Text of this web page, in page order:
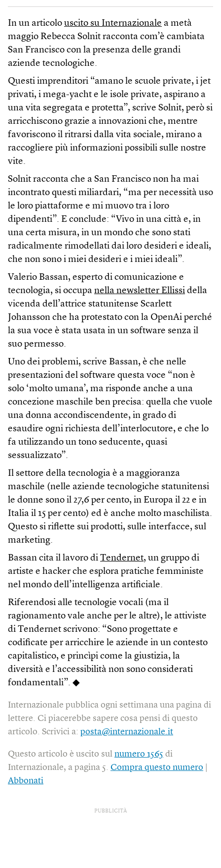
In un articolo uscito su Internazionale a me­tà
maggio Rebecca Solnit racconta com’è cambiata
San Francisco con la presenza delle grandi
aziende tecnologiche.
Questi imprenditori “amano le scuole private, i jet
privati, i mega-yacht e le isole private, aspirano a
una vita segregata e protetta”, scrive Solnit, però si
arricchiscono grazie a innovazioni che, mentre
favoriscono il ritrarsi dalla vita sociale, mirano a
raccogliere più informazioni possibili sulle nostre
vite.
Solnit racconta che a San Francisco non ha mai
incontrato questi miliardari, “ma per necessità uso
le loro piattaforme e mi muovo tra i loro
dipendenti”. E conclude: “Vivo in una città e, in
una certa misura, in un mondo che sono stati
radicalmente rimodellati dai loro desideri e ideali,
che non sono i miei desideri e i miei ideali”.
Valerio Bassan, esperto di comunicazione e
tecnologia, si occupa nella newsletter Ellissi della
vicenda dell’attrice statunitense Scarlett
Johansson che ha protestato con la OpenAi perché
la sua voce è stata usata in un software senza il
suo permesso.
Uno dei problemi, scrive Bassan, è che nelle
presentazioni del software questa voce “non è
solo ‘molto umana’, ma risponde anche a una
concezione maschile ben precisa: quella che vuole
una donna accondiscendente, in grado di
esaudire ogni richiesta dell’interlocutore, e che lo
fa utilizzando un tono seducente, quasi
sessualizzato”.
Il settore della tecnologia è a maggioranza
maschile (nelle aziende tecnologiche statunitensi
le donne sono il 27,6 per cento, in Europa il 22 e in
Italia il 15 per cento) ed è anche molto maschilista.
Questo si riflette sui prodotti, sulle interfacce, sul
marketing.
Bassan cita il lavoro di Tendernet, un gruppo di
artiste e hacker che esplora pratiche femministe
nel mondo dell’intelligenza artificiale.
Riferendosi alle tecnologie vocali (ma il
ragionamento vale anche per le altre), le attiviste
di Tendernet scrivono: “Sono progettate e
codificate per arricchire le aziende in un contesto
capitalistico, e princì­pi come la giustizia, la
diversità e l’accessibilità non sono considerati
fondamentali”. ◆
Internazionale pubblica ogni settimana una pagina di
lettere. Ci piacerebbe sapere cosa pensi di questo
articolo. Scrivici a: posta@internazionale.it
Questo articolo è uscito sul numero 1565 di
Internazionale, a pagina 5. Compra questo numero
Abbonati
PUBBLICITÀ